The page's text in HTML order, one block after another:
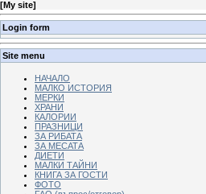
[My site]
Login form
Site menu
НАЧАЛО
МАЛКО ИСТОРИЯ
МЕРКИ
ХРАНИ
КАЛОРИИ
ПРАЗНИЦИ
ЗА РИБАТА
ЗА МЕСАТА
ДИЕТИ
МАЛКИ ТАЙНИ
КНИГА ЗА ГОСТИ
ФОТО